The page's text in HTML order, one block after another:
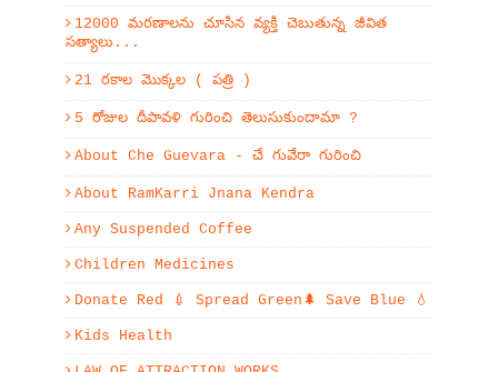
12000 మరణాలను చూసిన వ్యక్తి చెబుతున్న జీవిత
సత్యాలు...
21 రకాల మొక్కల ( పత్రి )
5 రోజుల దీపావళి గురించి తెలుసుకుందామా ?
About Che Guevara - చే గువేరా గురించి
About RamKarri Jnana Kendra
Any Suspended Coffee
Children Medicines
Donate Red 💉 Spread Green🌲 Save Blue 💧
Kids Health